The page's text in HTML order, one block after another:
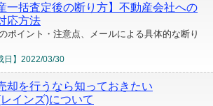
一括査定後の断り方】不動産会社への
応方法
ポイント・注意点、メールによる具体的な断り
日】 2022/03/30
却を行うなら知っておきたい
インズ)について